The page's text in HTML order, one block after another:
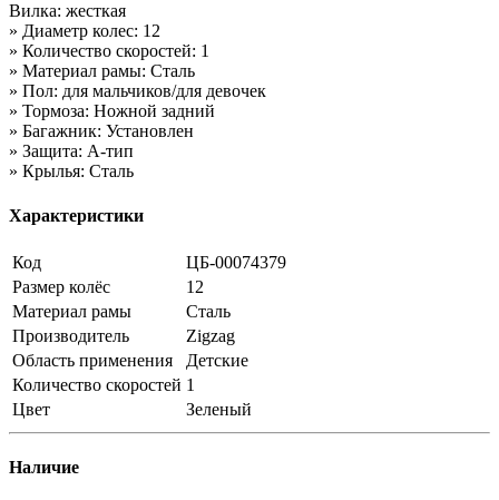
Вилка: жесткая
» Диаметр колес: 12
» Количество скоростей: 1
» Материал рамы: Сталь
» Пол: для мальчиков/для девочек
» Тормоза: Ножной задний
» Багажник: Установлен
» Защита: А-тип
» Крылья: Сталь
Характеристики
Код
ЦБ-00074379
Размер колёс
12
Материал рамы
Сталь
Производитель
Zigzag
Область применения
Детские
Количество скоростей 1
Цвет
Зеленый
Наличие